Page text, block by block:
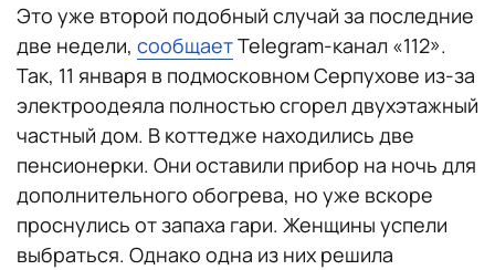
Это уже второй подобный случай за последние
две недели, сообщаетTelegram-канал «112».
Так, 11 января в подмосковном Серпухове из-за
электроодеяла полностью сгорел двухэтажный
частный дом. В коттедже находились две
пенсионерки. Они оставили прибор на ночь для
дополнительного обогрева, но уже вскоре
проснулись от запаха гари. Женщины успели
выбраться. Однако одна из них решила